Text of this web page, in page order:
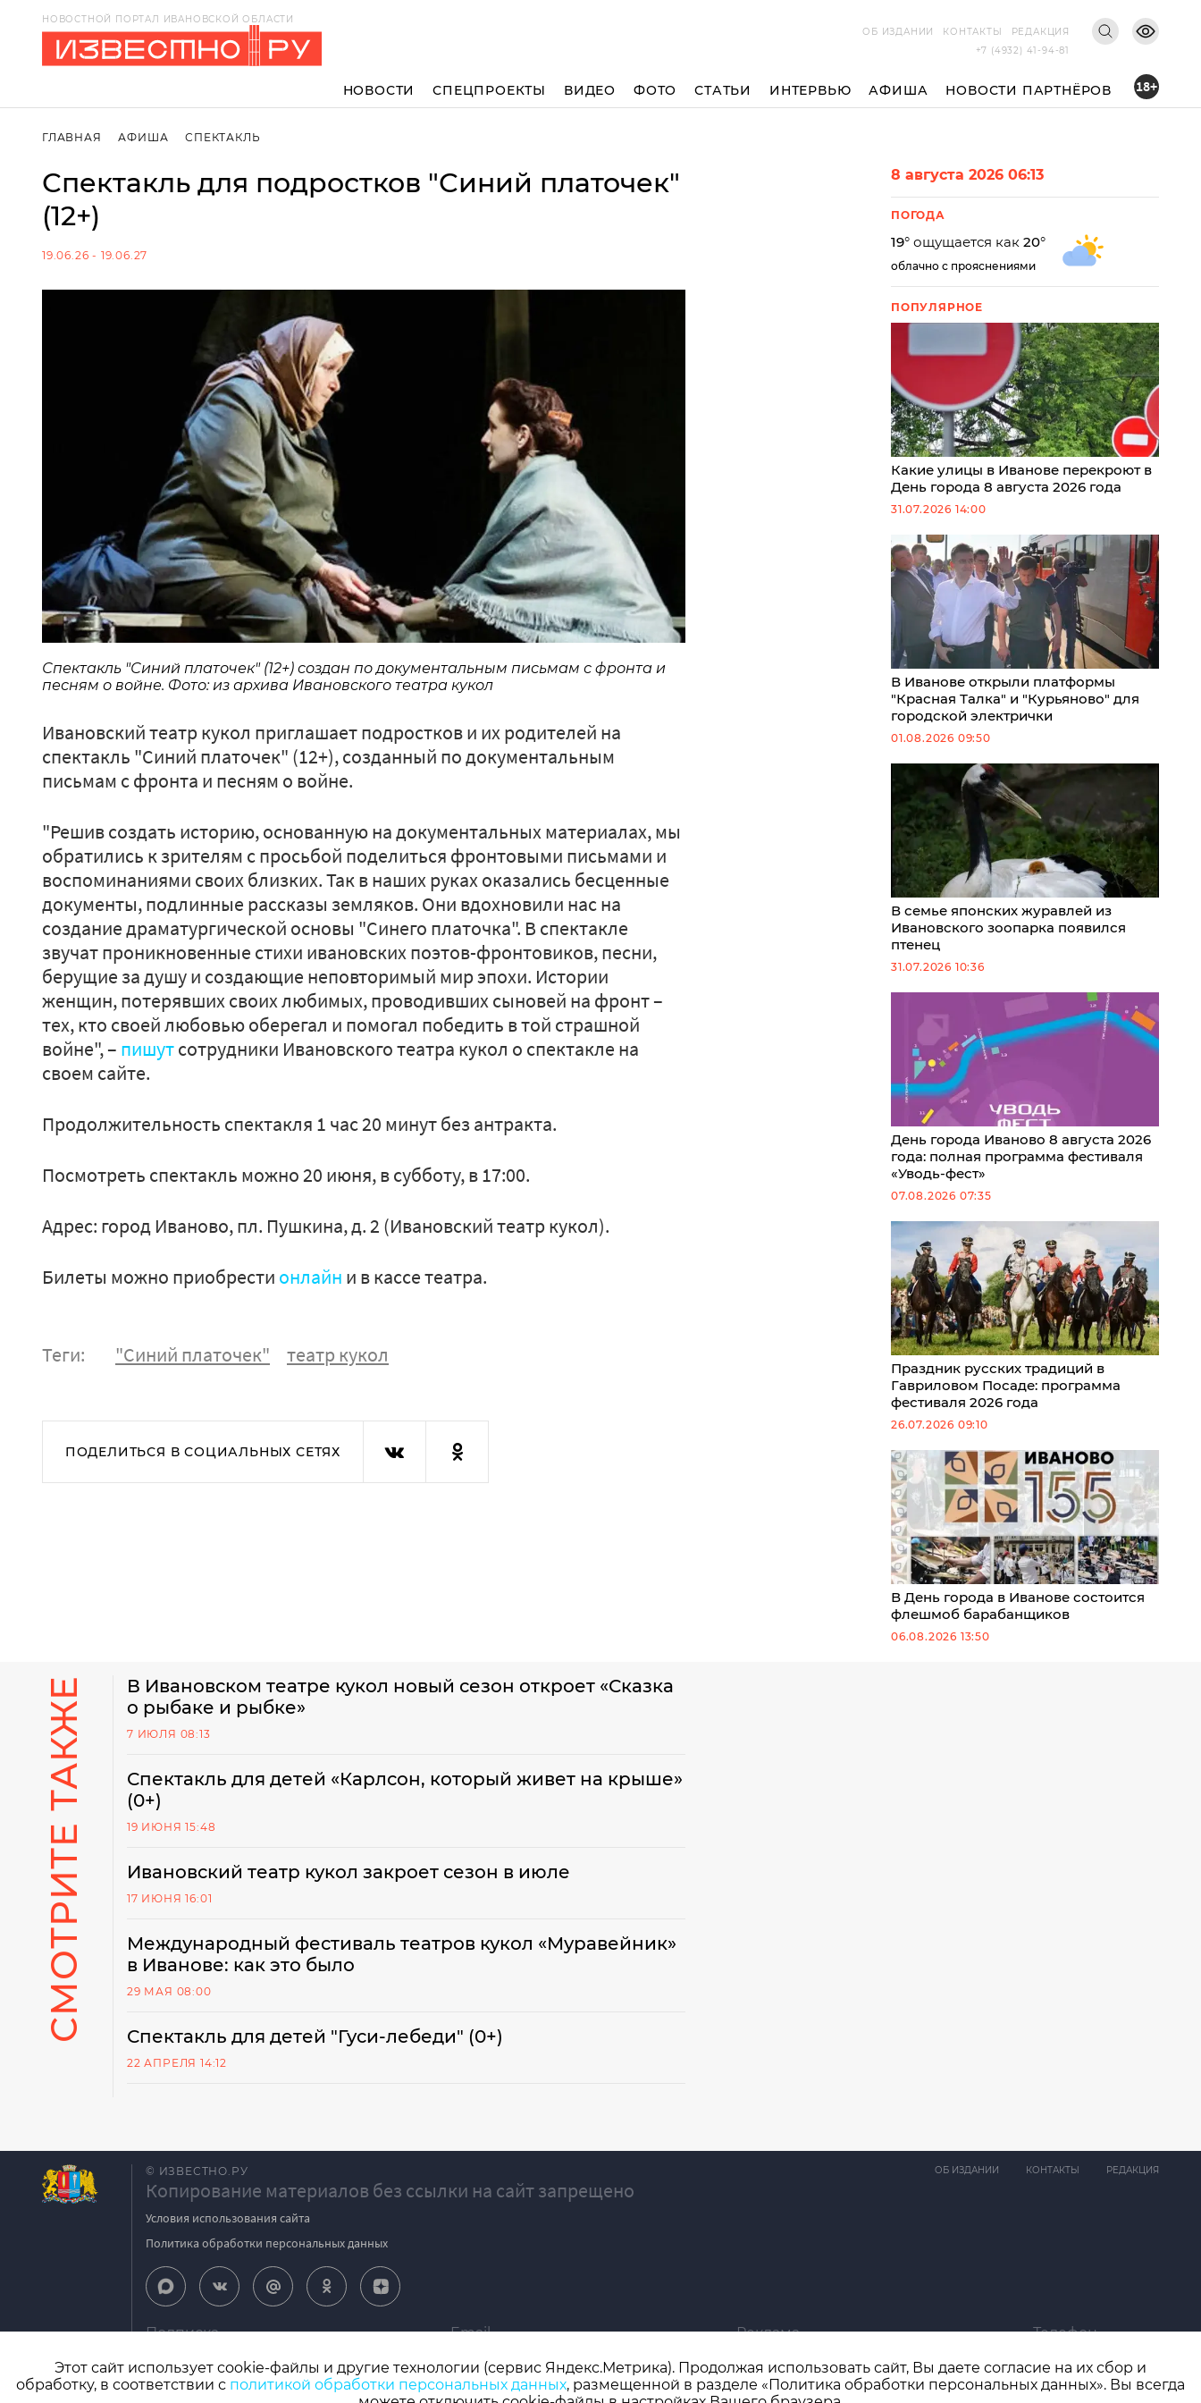
НОВОСТНОЙ ПОРТАЛ ИВАНОВСКОЙ ОБЛАСТИ
ОБ ИЗДАНИИ
КОНТАКТЫ
РЕДАКЦИЯ
+7 (4932) 41-94-81
НОВОСТИ СПЕЦПРОЕКТЫ ВИДЕО ФОТО СТАТЬИ ИНТЕРВЬЮ АФИША НОВОСТИ ПАРТНЁРОВ 18+
ГЛАВНАЯ АФИША СПЕКТАКЛЬ
Спектакль для подростков "Синий платочек"
(12+)
19.06.26 - 19.06.27
Спектакль "Синий платочек" (12+) создан по документальным письмам с фронта и
песням о войне. Фото: из архива Ивановского театра кукол
Ивановский театр кукол приглашает подростков и их родителей на
спектакль "Синий платочек" (12+), созданный по документальным
письмам с фронта и песням о войне.
"Решив создать историю, основанную на документальных материалах, мы
обратились к зрителям с просьбой поделиться фронтовыми письмами и
воспоминаниями своих близких. Так в наших руках оказались бесценные
документы, подлинные рассказы земляков. Они вдохновили нас на
создание драматургической основы "Синего платочка". В спектакле
звучат проникновенные стихи ивановских поэтов-фронтовиков, песни,
берущие за душу и создающие неповторимый мир эпохи. Истории
женщин, потерявших своих любимых, проводивших сыновей на фронт –
тех, кто своей любовью оберегал и помогал победить в той страшной
войне", – пишутсотрудники Ивановского театра кукол о спектакле на
своем сайте.
Продолжительность спектакля 1 час 20 минут без антракта.
Посмотреть спектакль можно 20 июня, в субботу, в 17:00.
Адрес: город Иваново, пл. Пушкина, д. 2 (Ивановский театр кукол).
Билеты можно приобрести онлайн и в кассе театра.
Теги: "Синий платочек" театр кукол
ПОДЕЛИТЬСЯ В СОЦИАЛЬНЫХ СЕТЯХ
8 августа 2026 06:13
ПОГОДА
19° ощущается как 20°
облачно с прояснениями
ПОПУЛЯРНОЕ
Какие улицы в Иванове перекроют в
День города 8 августа 2026 года
31.07.2026 14:00
В Иванове открыли платформы
"Красная Талка" и "Курьяново" для
городской электрички
01.08.2026 09:50
В семье японских журавлей из
Ивановского зоопарка появился
птенец
31.07.2026 10:36
День города Иваново 8 августа 2026
года: полная программа фестиваля
«Уводь-фест»
07.08.2026 07:35
Праздник русских традиций в
Гавриловом Посаде: программа
фестиваля 2026 года
26.07.2026 09:10
В День города в Иванове состоится
флешмоб барабанщиков
06.08.2026 13:50
СМОТРИТЕ ТАКЖЕ
В Ивановском театре кукол новый сезон откроет «Сказка
о рыбаке и рыбке»
7 ИЮЛЯ 08:13
Спектакль для детей «Карлсон, который живет на крыше»
(0+)
19 ИЮНЯ 15:48
Ивановский театр кукол закроет сезон в июле
17 ИЮНЯ 16:01
Международный фестиваль театров кукол «Муравейник»
в Иванове: как это было
29 МАЯ 08:00
Спектакль для детей "Гуси-лебеди" (0+)
22 АПРЕЛЯ 14:12
© ИЗВЕСТНО.РУ
Копирование материалов без ссылки на сайт запрещено
Условия использования сайта
Политика обработки персональных данных
ОБ ИЗДАНИИ КОНТАКТЫ РЕДАКЦИЯ
Подписка
Email
Реклама
Телефон
СМИ: Izvestno.ru. Реестровая запись 08.11.2019 серия ЭЛ № ФС 77 - 77192, зарегистрировано Роскомнадзором
Этот сайт использует cookie-файлы и другие технологии (сервис Яндекс.Метрика). Продолжая использовать сайт, Вы даете согласие на их сбор и
обработку, в соответствии с политикой обработки персональных данных, размещенной в разделе «Политика обработки персональных данных». Вы всегда